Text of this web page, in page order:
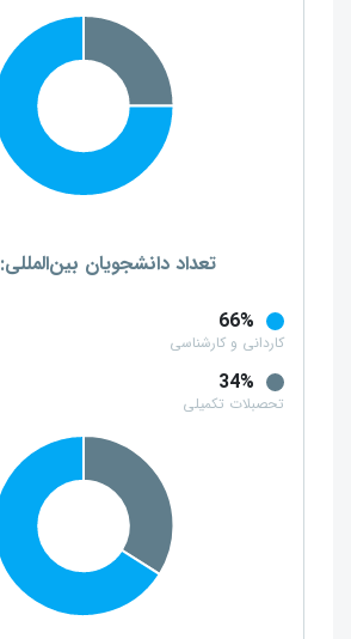
تعداد دانشجویان بین‌المللی: 4096
66%
کاردانی و کارشناسی
34%
تحصبلات تکمیلی